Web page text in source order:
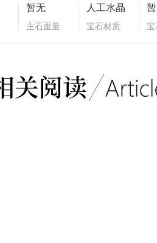
暂无
主石重量
人工水晶
宝石材质 宝